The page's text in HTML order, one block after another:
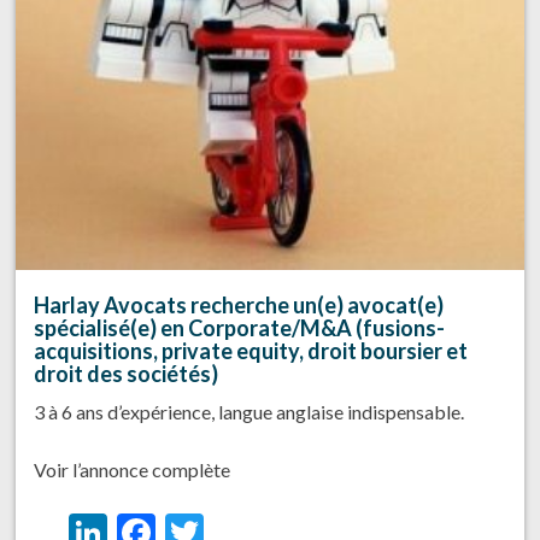
Harlay Avocats recherche un(e) avocat(e)
spécialisé(e) en Corporate/M&A (fusions-
acquisitions, private equity, droit boursier et
droit des sociétés)
3 à 6 ans d’expérience, langue anglaise indispensable.
Voir l’annonce complète